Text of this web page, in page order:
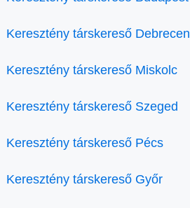
Keresztény társkereső Debrecen
Keresztény társkereső Miskolc
Keresztény társkereső Szeged
Keresztény társkereső Pécs
Keresztény társkereső Győr